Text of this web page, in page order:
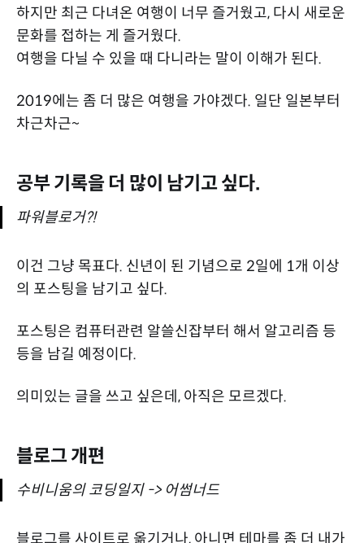
하지만 최근 다녀온 여행이 너무 즐거웠고, 다시 새로운
문화를 접하는 게 즐거웠다.
여행을 다닐 수 있을 때 다니라는 말이 이해가 된다.
2019에는 좀 더 많은 여행을 가야겠다. 일단 일본부터
차근차근~
공부 기록을 더 많이 남기고 싶다.
파워블로거?!
이건 그냥 목표다. 신년이 된 기념으로 2일에 1개 이상
의 포스팅을 남기고 싶다.
포스팅은 컴퓨터관련 알쓸신잡부터 해서 알고리즘 등
등을 남길 예정이다.
의미있는 글을 쓰고 싶은데, 아직은 모르겠다.
블로그 개편
수비니움의 코딩일지 -> 어썸너드
블로그를 사이트로 옮기거나, 아니면 테마를 좀 더 내가